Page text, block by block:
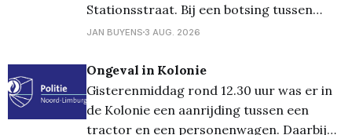
Stationsstraat. Bij een botsing tussen
twee voertuigen raakten de bestuurders
gebeurde een ongeval in de Koning
Leopoldlaan. Twee voertuigen reden op
hetzelfde moment achteruit waardoor het
tot een botsing kwam.
JAN BUYENS 3 AUG. 2026
Ongeval in Kolonie
Gisterenmiddag rond 12.30 uur was er in
de Kolonie een aanrijding tussen een
tractor en een personenwagen. Daarbij